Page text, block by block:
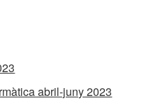
abril-juny 2023